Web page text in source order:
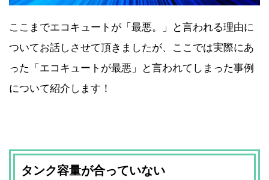
ここまでエコキュートが「最悪。」と言われる理由に
ついてお話しさせて頂きましたが、ここでは実際にあ
った「エコキュートが最悪」と言われてしまった事例
について紹介します！
タンク容量が合っていない